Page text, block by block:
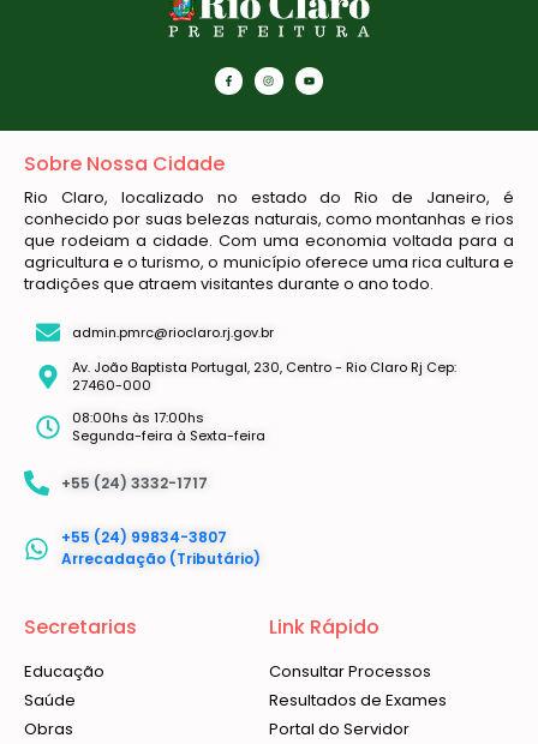
Sobre Nossa Cidade
Rio Claro, localizado no estado do Rio de Janeiro, é
conhecido por suas belezas naturais, como montanhas e rios
que rodeiam a cidade. Com uma economia voltada para a
agricultura e o turismo, o município oferece uma rica cultura e
tradições que atraem visitantes durante o ano todo.
admin.pmrc@rioclaro.rj.gov.br
Av. João Baptista Portugal, 230, Centro - Rio Claro Rj Cep:
27460-000
08:00hs às 17:00hs
Segunda-feira à Sexta-feira
+55 (24) 3332-1717
+55 (24) 99834-3807
Arrecadação (Tributário)
Secretarias
Educação
Saúde
Obras
Link Rápido
Consultar Processos
Resultados de Exames
Portal do Servidor